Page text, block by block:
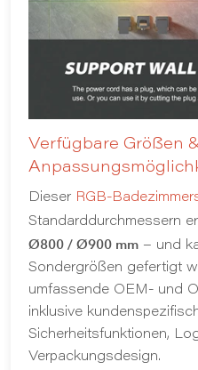
Verfügbare Größen
Dieser RGB-
Standarddurchmessern
Ø800 / Ø900 mm – und
Sondergrößen gefertigt
umfassende OEM- und
inklusive
Sicherheitsfunktionen,
Verpackungsdesign.